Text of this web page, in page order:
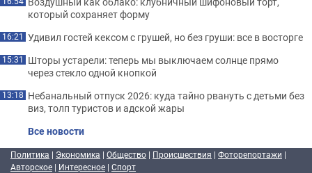
который сохраняет форму
16:21 Удивил гостей кексом с грушей, но без груши: все в восторге
15:31 Шторы устарели: теперь мы выключаем солнце прямо
через стекло одной кнопкой
13:18 Небанальный отпуск 2026: куда тайно рвануть с детьми без
виз, толп туристов и адской жары
Все новости
Политика | Экономика | Общество | Происшествия | Фоторепортажи |
Авторское | Интересное | Спорт